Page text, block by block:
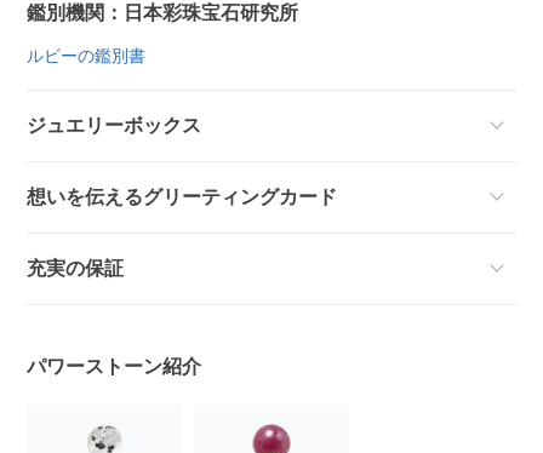
鑑別機関：日本彩珠宝石研究所
ルビーの鑑別書
ジュエリーボックス
想いを伝えるグリーティングカード
充実の保証
パワーストーン紹介